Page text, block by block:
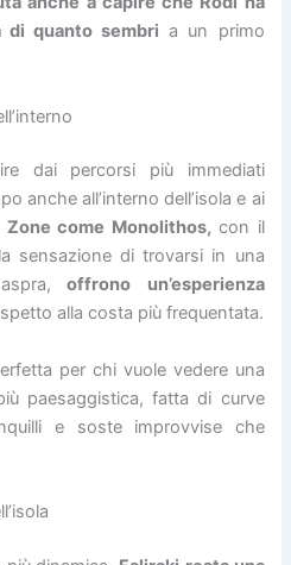
di quanto sembri a un primo
dai percorsi più immediati
anche all’interno dell’isola e ai
Zone come Monolithos, con il
sensazione di trovarsi in una
offrono un’esperienza
alla costa più frequentata.
per chi vuole vedere una
paesaggistica, fatta di curve
e soste improvvise che